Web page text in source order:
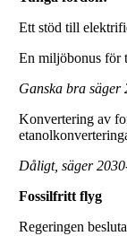
Ett stöd till
En miljöbonus för
Ganska bra säger
Konvertering av
Dåligt, säger
Fossilfritt flyg
Regeringen